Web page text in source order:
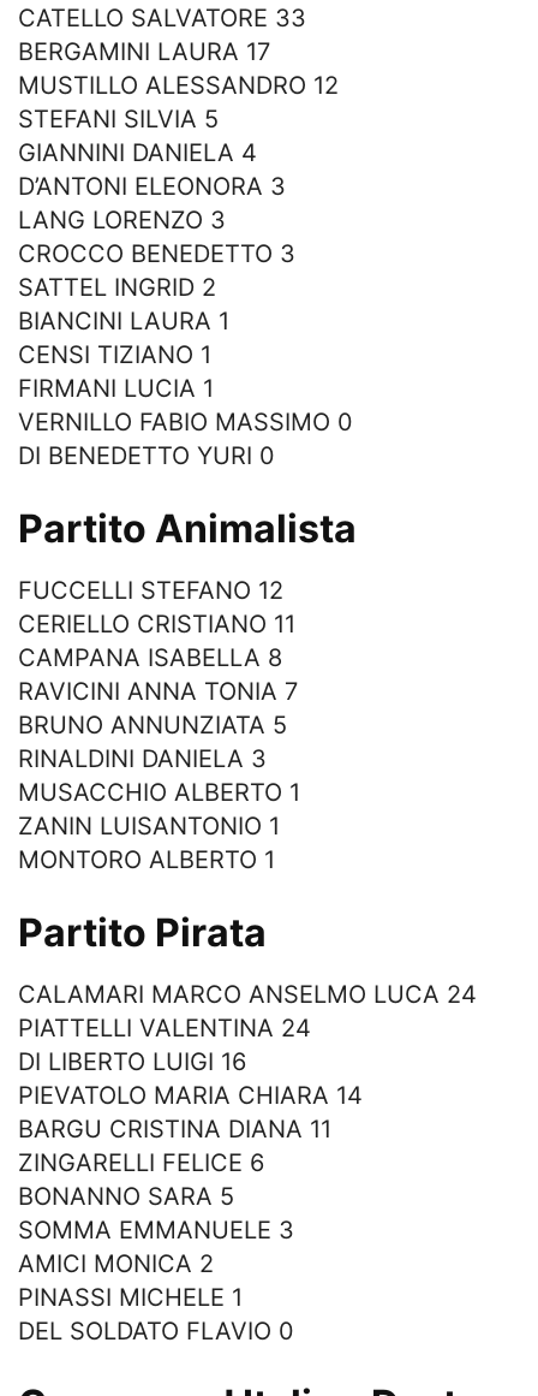
CATELLO SALVATORE 33
BERGAMINI LAURA 17
MUSTILLO ALESSANDRO 12
STEFANI SILVIA 5
GIANNINI DANIELA 4
D’ANTONI ELEONORA 3
LANG LORENZO 3
CROCCO BENEDETTO 3
SATTEL INGRID 2
BIANCINI LAURA 1
CENSI TIZIANO 1
FIRMANI LUCIA 1
VERNILLO FABIO MASSIMO 0
DI BENEDETTO YURI 0
Partito Animalista
FUCCELLI STEFANO 12
CERIELLO CRISTIANO 11
CAMPANA ISABELLA 8
RAVICINI ANNA TONIA 7
BRUNO ANNUNZIATA 5
RINALDINI DANIELA 3
MUSACCHIO ALBERTO 1
ZANIN LUISANTONIO 1
MONTORO ALBERTO 1
Partito Pirata
CALAMARI MARCO ANSELMO LUCA 24
PIATTELLI VALENTINA 24
DI LIBERTO LUIGI 16
PIEVATOLO MARIA CHIARA 14
BARGU CRISTINA DIANA 11
ZINGARELLI FELICE 6
BONANNO SARA 5
SOMMA EMMANUELE 3
AMICI MONICA 2
PINASSI MICHELE 1
DEL SOLDATO FLAVIO 0